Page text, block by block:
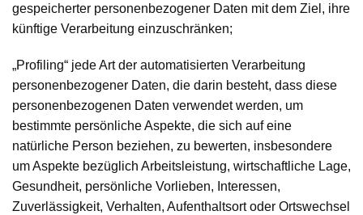
gespeicherter personenbezogener Daten mit dem Ziel, ihre
künftige Verarbeitung einzuschränken;
„Profiling“ jede Art der automatisierten Verarbeitung
personenbezogener Daten, die darin besteht, dass diese
personenbezogenen Daten verwendet werden, um
bestimmte persönliche Aspekte, die sich auf eine
natürliche Person beziehen, zu bewerten, insbesondere
um Aspekte bezüglich Arbeitsleistung, wirtschaftliche Lage,
Gesundheit, persönliche Vorlieben, Interessen,
Zuverlässigkeit, Verhalten, Aufenthaltsort oder Ortswechsel